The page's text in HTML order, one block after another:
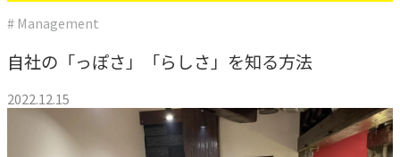
# Management
自社の「っぽさ」「らしさ」を知る方法
2022.12.15